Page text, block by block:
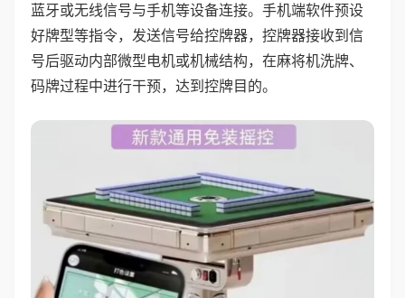
蓝牙或无线信号与手机等设备连接。手机端软件预设
好牌型等指令，发送信号给控牌器，控牌器接收到信
号后驱动内部微型电机或机械结构，在麻将机洗牌、
码牌过程中进行干预，达到控牌目的。